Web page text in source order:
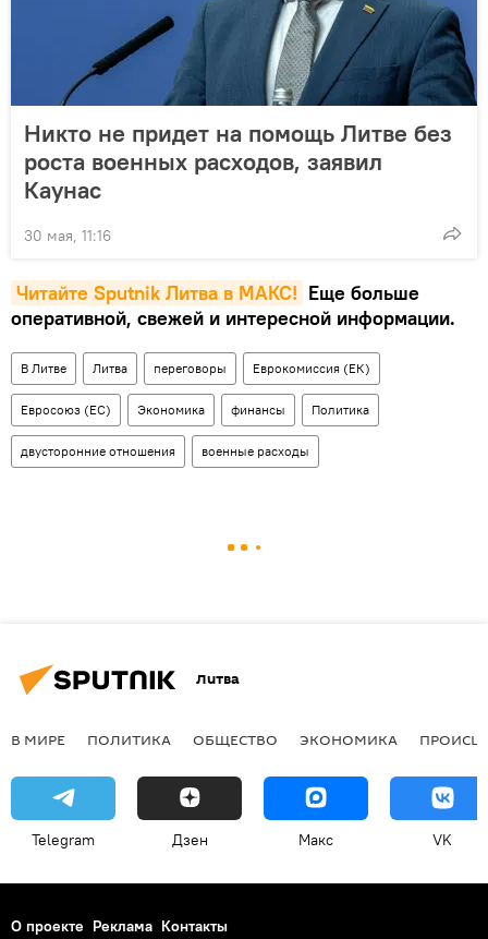
Никто не придет на помощь Литве без
роста военных расходов, заявил
Каунас
30 мая, 11:16
Читайте Sputnik Литва в MAКС! Еще больше
оперативной, свежей и интересной информации.
В Литве Литва переговоры Еврокомиссия (ЕК)
Евросоюз (ЕС) Экономика финансы Политика
двусторонние отношения военные расходы
Литва
В МИРЕ ПОЛИТИКА ОБЩЕСТВО ЭКОНОМИКА
Telegram Дзен Макс VK
О проекте Реклама Контакты